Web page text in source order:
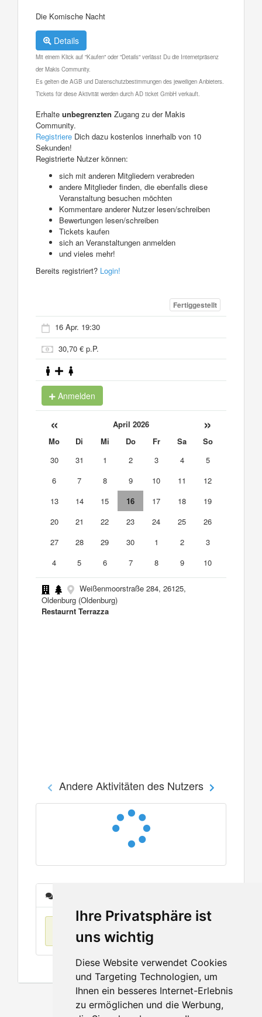
Ihre Privatsphäre ist
uns wichtig
Diese Website verwendet Cookies
und Targeting Technologien, um
Ihnen ein besseres Internet-Erlebnis
zu ermöglichen und die Werbung,
Die Komische Nacht
Details
Mit einem Klick auf "Kaufen" oder "Details" verlässt Du die Internetpräsenz
der Makis Community.
Es gelten die AGB und Datenschutzbestimmungen des jeweiligen Anbieters.
Tickets für diese Aktivität werden durch AD ticket GmbH verkauft.
Erhalte unbegrenzten Zugang zu der Makis
Community.
Registriere Dich dazu kostenlos innerhalb von 10
Sekunden!
Registrierte Nutzer können:
sich mit anderen Mitgliedern verabreden
andere Mitglieder finden, die ebenfalls diese
Veranstaltung besuchen möchten
Kommentare anderer Nutzer lesen/schreiben
Bewertungen lesen/schreiben
Tickets kaufen
sich an Veranstaltungen anmelden
und vieles mehr!
Bereits registriert? Login!
Fertiggestellt
16 Apr. 19:30
30,70 € p.P.
Anmelden
« April 2026 »
Mo Di Mi Do Fr Sa
So
30
31 1 2 3 4
5
6
7 8 9 10 11
12
13
14 15 16 17 18
19
20
21 22 23 24 25
26
27
28 29 30 1 2
3
4
5 6 7 8 9 10
Weißenmoorstraße 284, 26125,
Oldenburg (Oldenburg)
Restaurnt Terrazza
Andere Aktivitäten des Nutzers
Keine Einträge